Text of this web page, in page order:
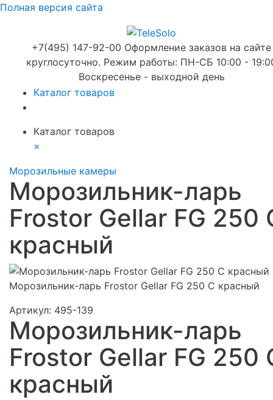
Полная версия сайта
+7(495) 147-92-00 Оформление заказов на сайте
круглосуточно. Режим работы: ПН-СБ 10:00 -
Воскресенье - выходной день
Каталог товаров
Каталог товаров
×
Морозильные камеры
Морозильник-ларь
Frostor Gellar FG 250
красный
Морозильник-ларь Frostor Gellar FG 250 C красный
Артикул: 495-139
Морозильник-ларь
Frostor Gellar FG 250
красный